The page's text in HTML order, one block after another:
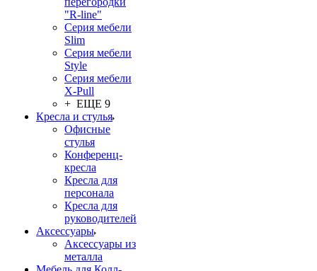
"R-line"
Серия мебели
Slim
Серия мебели
Style
Серия мебели
X-Pull
+ ЕЩЕ 9
Кресла и стулья
Офисные
стулья
Конференц-
кресла
Кресла для
персонала
Кресла для
руководителей
Аксессуары
Аксессуары из
металла